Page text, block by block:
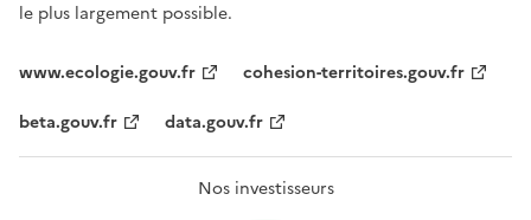
le plus largement possible.
www.ecologie.gouv.fr
cohesion-territoires.gouv.fr
beta.gouv.fr
data.gouv.fr
Nos investisseurs